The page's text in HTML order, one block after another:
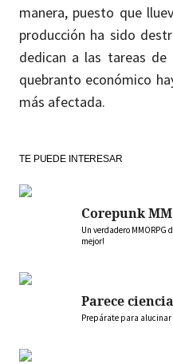
manera, puesto que
producción ha sido
dedican a las tareas
quebranto económico
más afectada.
TE PUEDE INTERESAR
Corepunk
Un verdadero MMORPG
mejor!
Parece
Prepárate para